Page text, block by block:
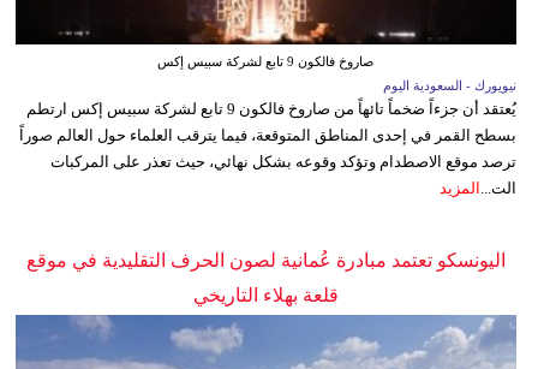
صاروخ فالكون 9 تابع لشركة سبيس إكس
نيويورك - السعودية اليوم
يُعتقد أن جزءاً ضخماً تائهاً من صاروخ فالكون 9 تابع لشركة سبيس إكس ارتطم
بسطح القمر في إحدى المناطق المتوقعة، فيما يترقب العلماء حول العالم صوراً
ترصد موقع الاصطدام وتؤكد وقوعه بشكل نهائي، حيث تعذر على المركبات
الت... المزيد
اليونسكو تعتمد مبادرة عُمانية لصون الحرف التقليدية في موقع
قلعة بهلاء التاريخي